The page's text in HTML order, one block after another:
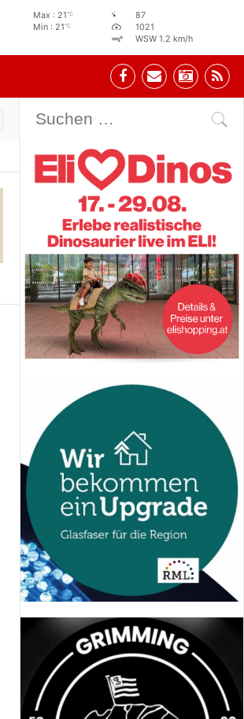
Max : 21°C
Min : 21°C
87
1021
WSW 1.2 km/h
Stehbeisl Stainach Öffnungszeiten